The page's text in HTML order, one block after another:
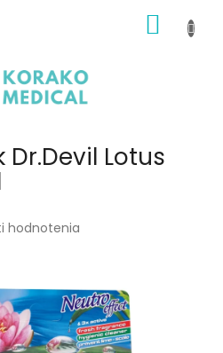
KOŠÍK
Lotus
hodnotenia